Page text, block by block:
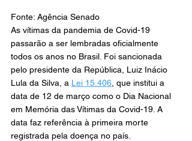
Fonte: Agência Senado
As vítimas da pandemia de Covid-19
passarão a ser lembradas oficialmente
todos os anos no Brasil. Foi sancionada
pelo presidente da República, Luiz Inácio
Lula da Silva, a Lei 15.406, que institui a
data de 12 de março como o Dia Nacional
em Memória das Vítimas da Covid-19. A
data faz referência à primeira morte
registrada pela doença no país.